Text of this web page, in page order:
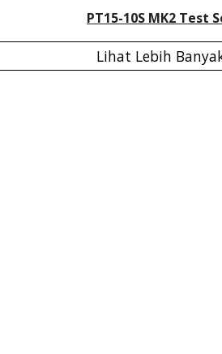
PT15-10S MK2 Test
Lihat Lebih